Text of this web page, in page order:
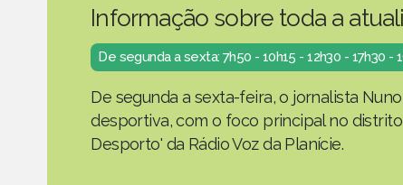
Informação sobre toda a
De segunda a sexta: 7h50 - 10h15 - 12h30 - 17h30 -
De segunda a sexta-feira, o jornalista
desportiva, com o foco principal no
Desporto' da Rádio Voz da Planície.